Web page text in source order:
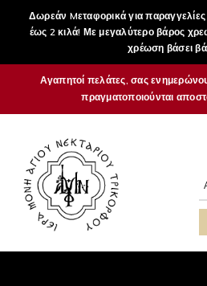
Δωρεάν Mεταφορικά για
έως 2 κιλά! Με μεγαλύτερο βάρος
χρέωση βάσει
Αγαπητοί πελάτες, σας
πραγματοποιούνται